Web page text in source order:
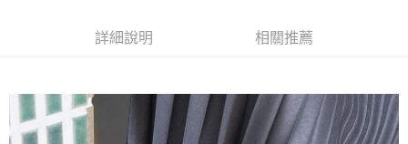
全家取貨付款
每筆NT$60
詳細說明 相關推薦